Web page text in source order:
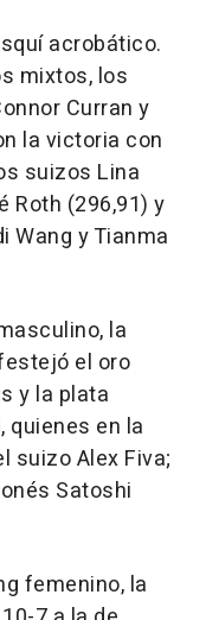
acrobático.
mixtos, los
Curran y
la victoria con
suizos Lina
Roth (296,91) y
Wang y Tianma
la
el oro
y la plata
quienes en la
suizo Alex Fiva;
Satoshi
femenino, la